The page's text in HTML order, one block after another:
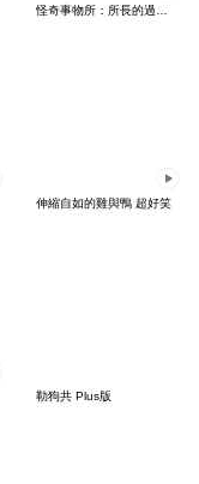
伸縮自如的雞與鴨 超好笑
勒狗共 Plus版